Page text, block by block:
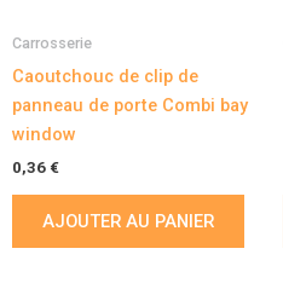
Carrosserie
Caoutchouc de clip de
panneau de porte Combi bay
window
0,36 €
AJOUTER AU PANIER